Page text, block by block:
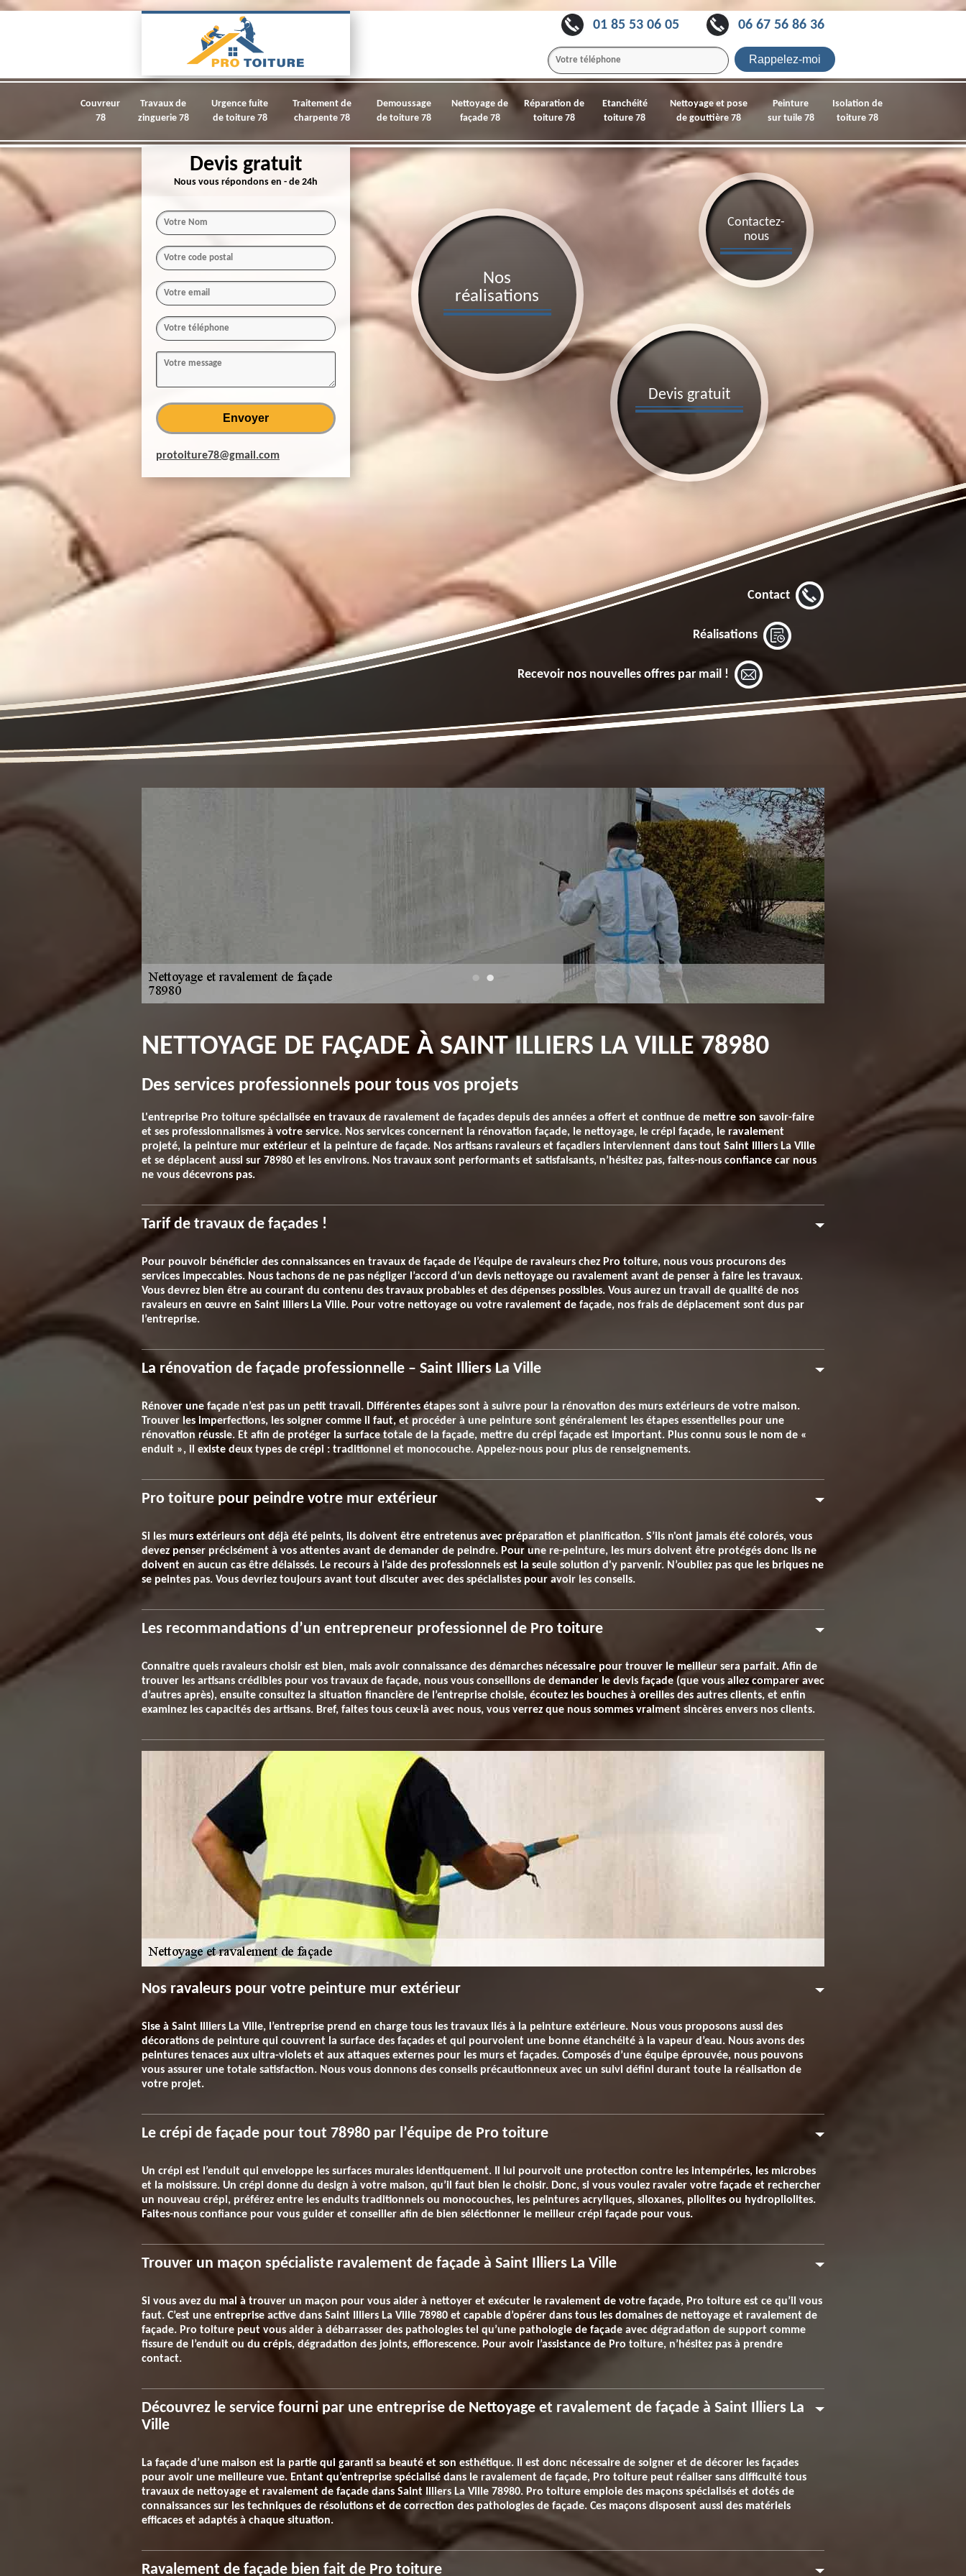
01 85 53 06 05 06 67 56 86 36
Couvreur
78
Travaux de
zinguerie 78
Urgence fuite
de toiture 78
Traitement de
charpente 78
Demoussage
de toiture 78
Nettoyage de
façade 78
Réparation de
toiture 78
Etanchéité
toiture 78
Nettoyage et pose
de gouttière 78
Peinture
sur tuile 78
Isolation de
toiture 78
Devis gratuit
Nous vous répondons en - de 24h
protoiture78@gmail.com
Devis gratuit
Contactez-
nous
Nos
réalisations
Contact
Réalisations
Recevoir nos nouvelles offres par mail !
NETTOYAGE DE FAÇADE À SAINT ILLIERS LA VILLE 78980
Des services professionnels pour tous vos projets
L'entreprise Pro toiture spécialisée en travaux de ravalement de façades depuis des années a offert et continue de mettre son savoir-faire
et ses professionnalismes à votre service. Nos services concernent la rénovation façade, le nettoyage, le crépi façade, le ravalement
projeté, la peinture mur extérieur et la peinture de façade. Nos artisans ravaleurs et façadiers interviennent dans tout Saint Illiers La Ville
et se déplacent aussi sur 78980 et les environs. Nos travaux sont performants et satisfaisants, n’hésitez pas, faites-nous confiance car nous
ne vous décevrons pas.
Tarif de travaux de façades !
Pour pouvoir bénéficier des connaissances en travaux de façade de l’équipe de ravaleurs chez Pro toiture, nous vous procurons des
services impeccables. Nous tachons de ne pas négliger l’accord d’un devis nettoyage ou ravalement avant de penser à faire les travaux.
Vous devrez bien être au courant du contenu des travaux probables et des dépenses possibles. Vous aurez un travail de qualité de nos
ravaleurs en œuvre en Saint Illiers La Ville. Pour votre nettoyage ou votre ravalement de façade, nos frais de déplacement sont dus par
l’entreprise.
La rénovation de façade professionnelle – Saint Illiers La Ville
Rénover une façade n’est pas un petit travail. Différentes étapes sont à suivre pour la rénovation des murs extérieurs de votre maison.
Trouver les imperfections, les soigner comme il faut, et procéder à une peinture sont généralement les étapes essentielles pour une
rénovation réussie. Et afin de protéger la surface totale de la façade, mettre du crépi façade est important. Plus connu sous le nom de «
enduit », il existe deux types de crépi : traditionnel et monocouche. Appelez-nous pour plus de renseignements.
Pro toiture pour peindre votre mur extérieur
Si les murs extérieurs ont déjà été peints, ils doivent être entretenus avec préparation et planification. S’ils n'ont jamais été colorés, vous
devez penser précisément à vos attentes avant de demander de peindre. Pour une re-peinture, les murs doivent être protégés donc ils ne
doivent en aucun cas être délaissés. Le recours à l’aide des professionnels est la seule solution d'y parvenir. N’oubliez pas que les briques ne
se peintes pas. Vous devriez toujours avant tout discuter avec des spécialistes pour avoir les conseils.
Les recommandations d’un entrepreneur professionnel de Pro toiture
Connaitre quels ravaleurs choisir est bien, mais avoir connaissance des démarches nécessaire pour trouver le meilleur sera parfait. Afin de
trouver les artisans crédibles pour vos travaux de façade, nous vous conseillons de demander le devis façade (que vous allez comparer avec
d’autres après), ensuite consultez la situation financière de l’entreprise choisie, écoutez les bouches à oreilles des autres clients, et enfin
examinez les capacités des artisans. Bref, faites tous ceux-là avec nous, vous verrez que nous sommes vraiment sincères envers nos clients.
Nos ravaleurs pour votre peinture mur extérieur
Sise à Saint Illiers La Ville, l’entreprise prend en charge tous les travaux liés à la peinture extérieure. Nous vous proposons aussi des
décorations de peinture qui couvrent la surface des façades et qui pourvoient une bonne étanchéité à la vapeur d’eau. Nous avons des
peintures tenaces aux ultra-violets et aux attaques externes pour les murs et façades. Composés d’une équipe éprouvée, nous pouvons
vous assurer une totale satisfaction. Nous vous donnons des conseils précautionneux avec un suivi défini durant toute la réalisation de
votre projet.
Le crépi de façade pour tout 78980 par l’équipe de Pro toiture
Un crépi est l’enduit qui enveloppe les surfaces murales identiquement. Il lui pourvoit une protection contre les intempéries, les microbes
et la moisissure. Un crépi donne du design à votre maison, qu’il faut bien le choisir. Donc, si vous voulez ravaler votre façade et rechercher
un nouveau crépi, préférez entre les enduits traditionnels ou monocouches, les peintures acryliques, siloxanes, pliolites ou hydropliolites.
Faites-nous confiance pour vous guider et conseiller afin de bien séléctionner le meilleur crépi façade pour vous.
Trouver un maçon spécialiste ravalement de façade à Saint Illiers La Ville
Si vous avez du mal à trouver un maçon pour vous aider à nettoyer et exécuter le ravalement de votre façade, Pro toiture est ce qu’il vous
faut. C’est une entreprise active dans Saint Illiers La Ville 78980 et capable d’opérer dans tous les domaines de nettoyage et ravalement de
façade. Pro toiture peut vous aider à débarrasser des pathologies tel qu’une pathologie de façade avec dégradation de support comme
fissure de l’enduit ou du crépis, dégradation des joints, efflorescence. Pour avoir l’assistance de Pro toiture, n’hésitez pas à prendre
contact.
Découvrez le service fourni par une entreprise de Nettoyage et ravalement de façade à Saint Illiers La
Ville
La façade d’une maison est la partie qui garanti sa beauté et son esthétique. Il est donc nécessaire de soigner et de décorer les façades
pour avoir une meilleure vue. Entant qu’entreprise spécialisé dans le ravalement de façade, Pro toiture peut réaliser sans difficulté tous
travaux de nettoyage et ravalement de façade dans Saint Illiers La Ville 78980. Pro toiture emploie des maçons spécialisés et dotés de
connaissances sur les techniques de résolutions et de correction des pathologies de façade. Ces maçons disposent aussi des matériels
efficaces et adaptés à chaque situation.
Ravalement de façade bien fait de Pro toiture